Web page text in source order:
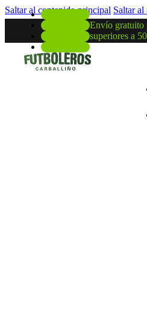
Saltar al contenido principal Saltar al
Envío gratuito
superiores a